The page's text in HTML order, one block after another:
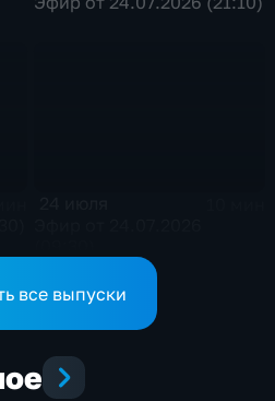
все выпуски